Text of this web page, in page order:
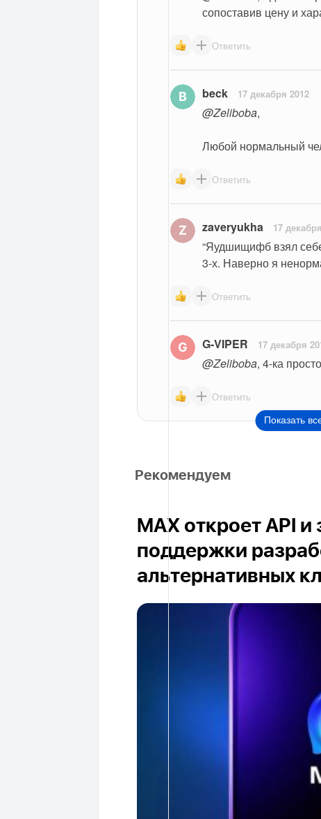
сопоставив цену и
Ответить
beck 17 декабря 2012
@Zeliboba,
Любой нормальный
Ответить
zaveryukha 17
“Яудшищифб взял
3-х. Наверно я
Ответить
G-VIPER 17 декабря
@Zeliboba, 4-ка
Ответить
Показать
Рекомендуем
MAX откроет API
поддержки
альтернативных